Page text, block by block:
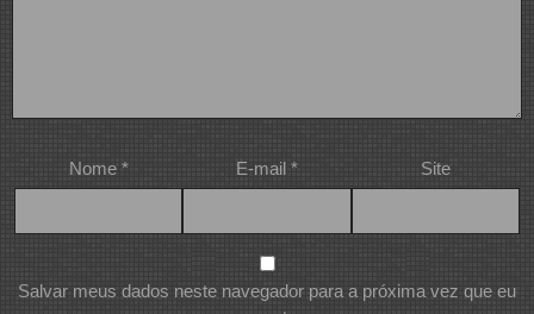
Nome * E-mail * Site
Salvar meus dados neste navegador para a próxima vez que eu